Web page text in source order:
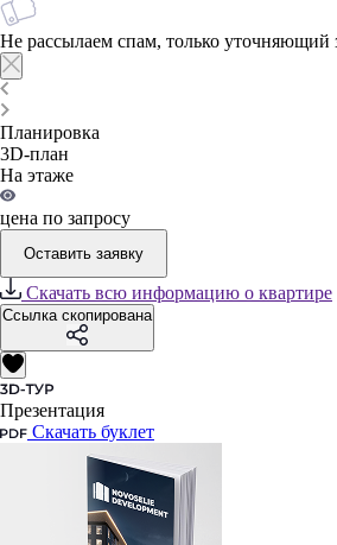
Не рассылаем спам, только уточняющий
Планировка
3D-план
На этаже
цена по запросу
Оставить заявку
Скачать всю информацию о квартире
Ссылка скопирована
Презентация
Скачать буклет